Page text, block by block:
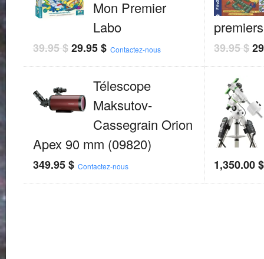
Mon Premier
Labo
39.95$ 29.95$ Contactez-nous 39.95$
Télescope
Maksutov-
Cassegrain Orion
Apex 90 mm (09820)
349.95$ Contactez-nous 1,350.00$